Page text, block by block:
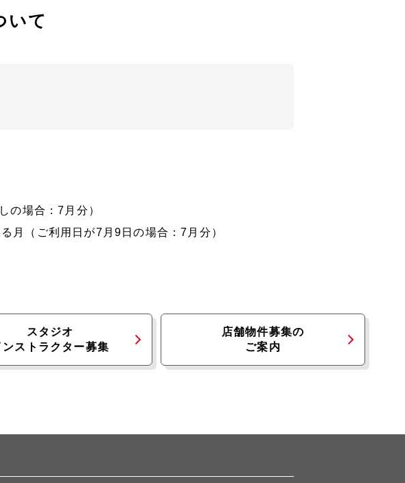
いて
の場合：7月分）
月（ご利用日が7月9日の場合：7月分）
スタジオ
ンストラクター募集
店舗物件募集の
ご案内